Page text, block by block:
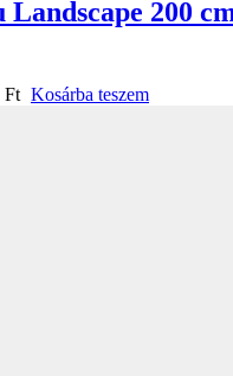
200
Ft Kosárba teszem